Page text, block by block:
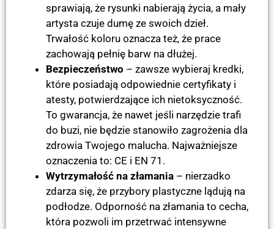
sprawiają, że rysunki nabierają życia, a mały
artysta czuje dumę ze swoich dzieł.
Trwałość koloru oznacza też, że prace
zachowają pełnię barw na dłużej.
Bezpieczeństwo – zawsze wybieraj kredki,
które posiadają odpowiednie certyfikaty i
atesty, potwierdzające ich nietoksyczność.
To gwarancja, że nawet jeśli narzędzie trafi
do buzi, nie będzie stanowiło zagrożenia dla
zdrowia Twojego malucha. Najważniejsze
oznaczenia to: CE i EN 71.
Wytrzymałość na złamania – nierzadko
zdarza się, że przybory plastyczne lądują na
podłodze. Odporność na złamania to cecha,
która pozwoli im przetrwać intensywne